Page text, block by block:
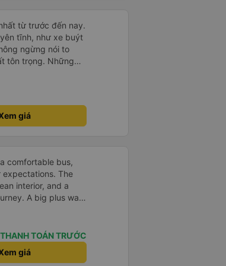
từ trước đến nay.
tĩnh, như xe buýt
ngừng nói to
tôn trọng. Những
rất chu đáo. Tôi
giá
comfortable bus,
The
interior, and a
A big plus was
phone
we were picked up
exactly at the
organized,
TOÁN TRƯỚC
giá